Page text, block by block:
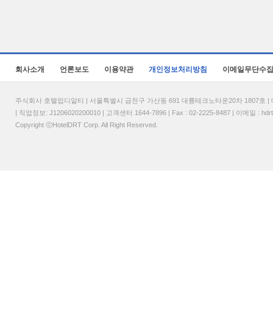
회사소개 언론보도 이용약관 개인정보처리방침 이메일무단수
주식회사 호텔업디알티 | 서울특별시 금천구 가산동 691 대륭테크노타운20차 1807
| 직업정보: J1206020200010 | 고객센터 1644-7896 | Fax : 02-2225-8487 | 이메일 :
Copyright ⓒHotelDRT Corp. All Right Reserved.